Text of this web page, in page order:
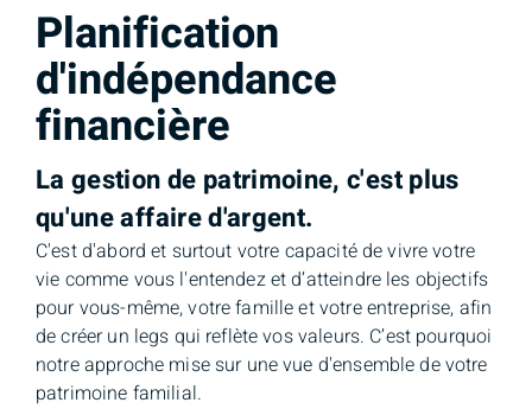
Planification
d'indépendance
financière
La gestion de patrimoine, c'est plus
qu'une affaire d'argent.
C'est d'abord et surtout votre capacité de vivre votre
vie comme vous l'entendez et d’atteindre les objectifs
pour vous-même, votre famille et votre entreprise, afin
de créer un legs qui reflète vos valeurs. C’est pourquoi
notre approche mise sur une vue d'ensemble de votre
patrimoine familial.